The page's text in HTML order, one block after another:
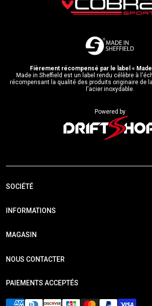
Fièrement récompensé par le label «
Made in Sheffield est un label rendu célèbre à
récompensant la qualité des produits originaire de
l'acier inoxydable.
Powered by
SOCIÉTÉ
INFORMATIONS
MAGASIN
NOUS CONTACTER
PAIEMENTS ACCEPTÉS